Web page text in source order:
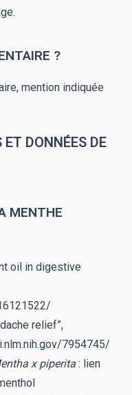
?
mention indiquée
DONNÉES DE
MENTHE
oil in digestive
relief”,
7954745/
x piperita : lien